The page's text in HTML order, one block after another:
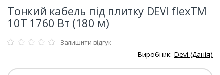
Тонкий кабель під плитку DEVI flexTM
10T 1760 Вт (180 м)
Залишити відгук
Виробник: Devi (Данія)